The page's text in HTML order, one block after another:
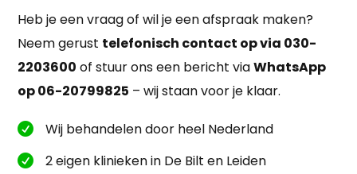
Heb je een vraag of wil je een afspraak maken?
Neem gerust telefonisch contact op via 030-
2203600 of stuur ons een bericht viaWhatsApp
op 06-20799825 – wij staan voor je klaar.
 Wij behandelen door heel Nederland
 2 eigen klinieken in De Bilt en Leiden